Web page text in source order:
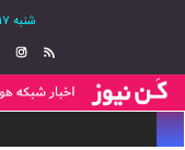
شنبه ۱۷ مرداد ۱۴۰۵